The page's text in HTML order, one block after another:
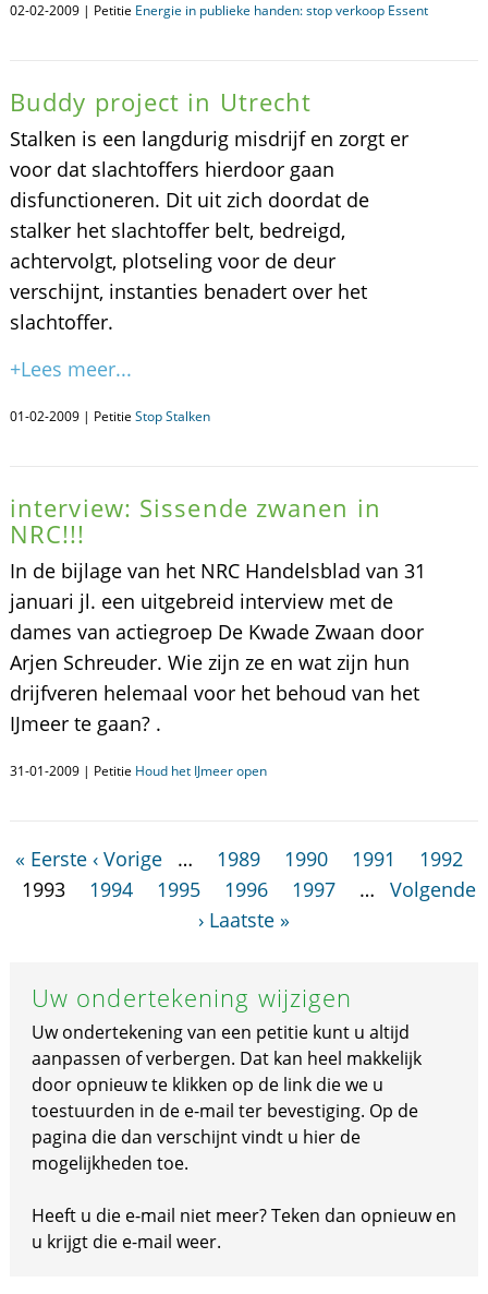
02-02-2009 | Petitie Energie in publieke handen: stop verkoop Essent
Buddy project in Utrecht
Stalken is een langdurig misdrijf en zorgt er
voor dat slachtoffers hierdoor gaan
disfunctioneren. Dit uit zich doordat de
stalker het slachtoffer belt, bedreigd,
achtervolgt, plotseling voor de deur
verschijnt, instanties benadert over het
slachtoffer.
+Lees meer...
01-02-2009 | Petitie Stop Stalken
interview: Sissende zwanen in
NRC!!!
In de bijlage van het NRC Handelsblad van 31
januari jl. een uitgebreid interview met de
dames van actiegroep De Kwade Zwaan door
Arjen Schreuder. Wie zijn ze en wat zijn hun
drijfveren helemaal voor het behoud van het
IJmeer te gaan? .
31-01-2009 | Petitie Houd het IJmeer open
« Eerste ‹ Vorige … 1989 1990 1991
1992
1993
1994 1995 1996 1997 …
Volgende
› Laatste »
Uw ondertekening wijzigen
Uw ondertekening van een petitie kunt u altijd
aanpassen of verbergen. Dat kan heel makkelijk
door opnieuw te klikken op de link die we u
toestuurden in de e-mail ter bevestiging. Op de
pagina die dan verschijnt vindt u hier de
mogelijkheden toe.
Heeft u die e-mail niet meer? Teken dan opnieuw en
u krijgt die e-mail weer.